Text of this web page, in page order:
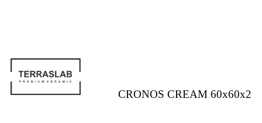
CRONOS CREAM 60x60x2